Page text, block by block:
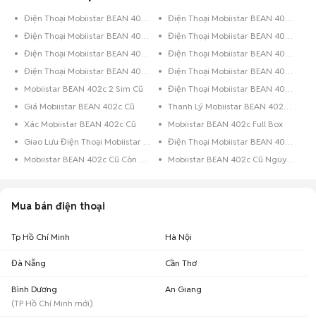
Điện Thoại Mobiistar BEAN 402c Dưới 8GB Trắng
Điện Thoại Mobiistar BEAN 402c Dưới 8GB Đỏ
Điện Thoại Mobiistar BEAN 402c Dưới 8GB Đen
Điện Thoại Mobiistar BEAN 402c Đen
Điện Thoại Mobiistar BEAN 402c 8GB Xanh Lá
Điện Thoại Mobiistar BEAN 402c 8GB Trắng
Điện Thoại Mobiistar BEAN 402c 8GB Đỏ
Điện Thoại Mobiistar BEAN 402c 8GB Đen
Mobiistar BEAN 402c 2 Sim Cũ
Điện Thoại Mobiistar BEAN 402c 16GB Trắng
Giá Mobiistar BEAN 402c Cũ
Thanh Lý Mobiistar BEAN 402c Cũ
Xác Mobiistar BEAN 402c Cũ
Mobiistar BEAN 402c Full Box
Giao Lưu Điện Thoại Mobiistar BEAN 402c
Điện Thoại Mobiistar BEAN 402c Trả Góp
Mobiistar BEAN 402c Cũ Còn Bảo Hành
Mobiistar BEAN 402c Cũ Nguyên Zin
Mua bán điện thoại
Tp Hồ Chí Minh Hà Nội
Đà Nẵng Cần Thơ
Bình Dương
(TP Hồ Chí Minh mới)
An Giang